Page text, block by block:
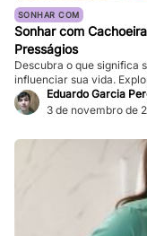
SONHAR COM
Sonhar com
Presságios
Descubra o que significa
influenciar sua vida.
Eduardo Garcia
3 de novembro de